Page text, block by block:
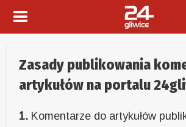
Zasady publikowania
artykułów na portalu
1. Komentarze do artykułów